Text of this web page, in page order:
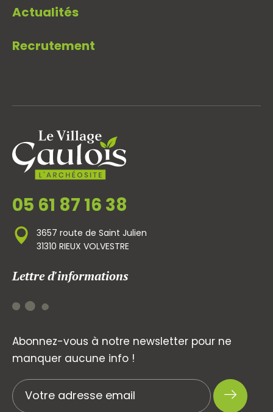
Actualités
Recrutement
05 61 87 16 38
3657 route de Saint Julien
31310 RIEUX VOLVESTRE
Lettre d'informations
Abonnez-vous à notre newsletter pour ne
manquer aucune info !